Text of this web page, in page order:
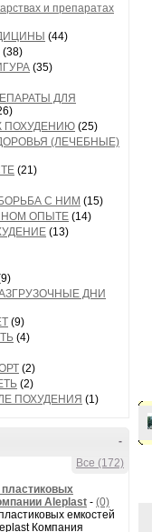
и препаратах
(44)
(38)
(35)
ДЛЯ
ПОХУДЕНИЮ (25)
(ЛЕЧЕБНЫЕ)
(21)
С НИМ (15)
ОПЫТЕ (14)
(13)
ДНИ
(9)
(4)
(2)
(2)
ПОХУДЕНИЯ (1)
-
Все (172)
пластиковых
Aleplast - (0)
емкостей
Компания